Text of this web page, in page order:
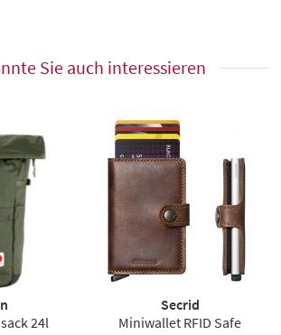
Sie auch interessieren
24l
Secrid
Miniwallet RFID Safe